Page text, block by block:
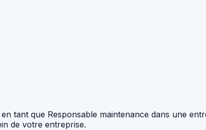
tant que Responsable maintenance dans une
de votre entreprise.